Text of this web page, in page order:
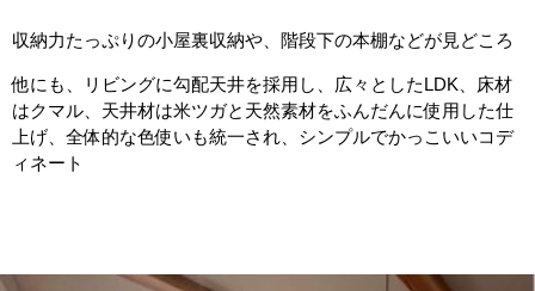
収納力たっぷりの小屋裏収納や、階段下の本棚などが見どころ
他にも、リビングに勾配天井を採用し、広々としたLDK、
床材
はクマル、天井材は米ツガと天然素材をふんだんに使用した仕
上げ、 全体的な色使いも統一され、シンプルでかっこいいコデ
ィネート